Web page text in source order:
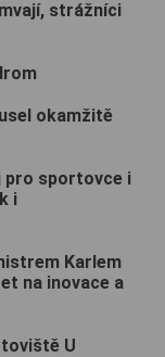
strážníci
okamžitě
pro sportovce i
i
Karlem
na inovace a
U